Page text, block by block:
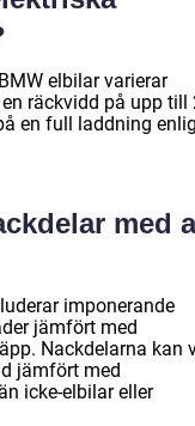
elbilar varierar
räckvidd på upp till
en full laddning
med
imponerande
jämfört med
Nackdelarna kan
jämfört med
icke-elbilar eller